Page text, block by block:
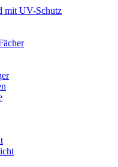
mit UV-Schutz